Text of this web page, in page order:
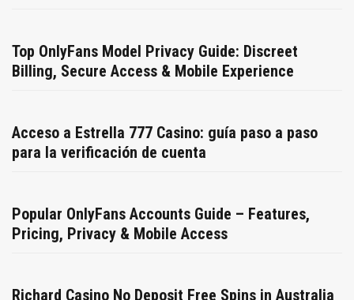
Top OnlyFans Model Privacy Guide: Discreet
Billing, Secure Access & Mobile Experience
Acceso a Estrella 777 Casino: guía paso a paso
para la verificación de cuenta
Popular OnlyFans Accounts Guide – Features,
Pricing, Privacy & Mobile Access
Richard Casino No Deposit Free Spins in Australia